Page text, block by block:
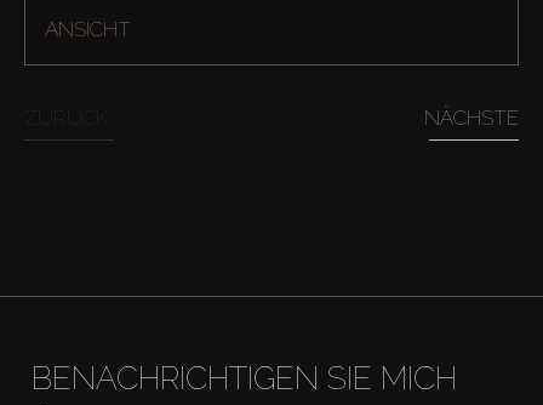
ANSICHT
NÄCHSTE
BENACHRICHTIGEN SIE MICH